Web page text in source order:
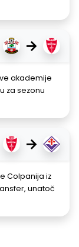
→
akademije
za sezonu
→
Colpanija iz
unatoč